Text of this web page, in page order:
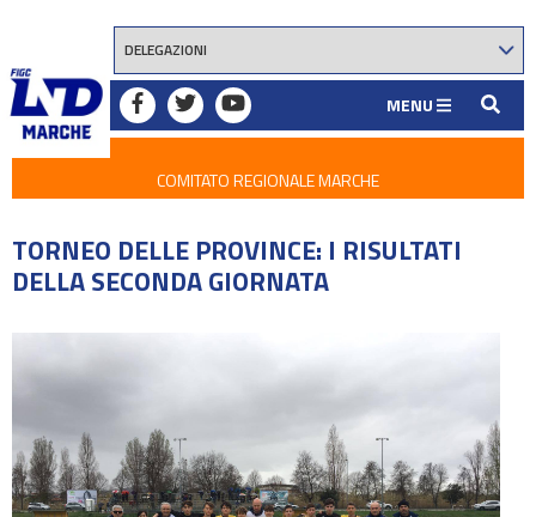
MENU
COMITATO REGIONALE MARCHE
TORNEO DELLE PROVINCE: I RISULTATI
DELLA SECONDA GIORNATA